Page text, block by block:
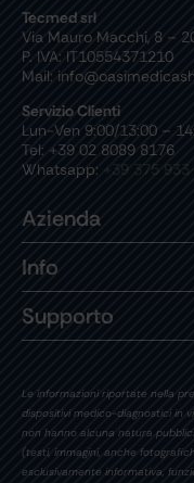
Tecmed srl
Via Mauro Macchi, 8 –
P. IVA: IT10554371210
Mail:
Servizio Clienti
Lun-Ven 9:00/13:00 –
Tel: +39 02 8089 8176
Whatsapp: +39 375 933
Azienda
Info
Supporto
Le informazioni riportate nella
dispositivi medico-diagnostici in
non hanno alcuna natura
(testi, immagini, anche
esclusivamente informativa,